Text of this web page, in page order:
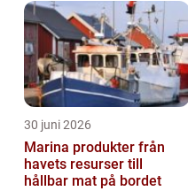
30 juni 2026
Marina produkter från
havets resurser till
hållbar mat på bordet